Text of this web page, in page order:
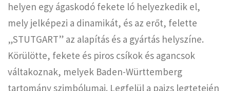
helyen egy ágaskodó fekete ló helyezkedik el,
mely jelképezi a dinamikát, és az erőt, felette
„STUTGART” az alapítás és a gyártás helyszíne.
Körülötte, fekete és piros csíkok és agancsok
váltakoznak, melyek Baden-Württemberg
tartomány szimbólumai. Legfelül a pajzs legtetején